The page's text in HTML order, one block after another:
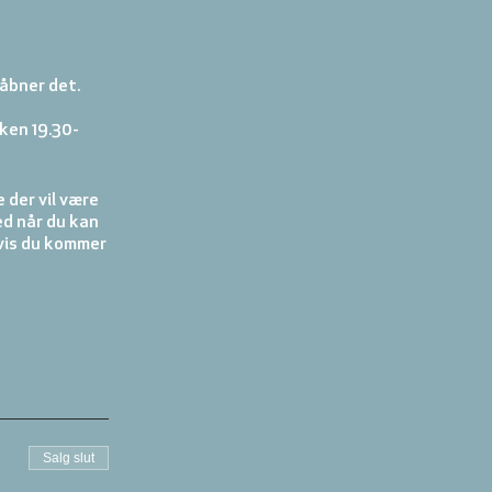
det.
19.30-
der vil være
når du kan
du kommer
Salg slut